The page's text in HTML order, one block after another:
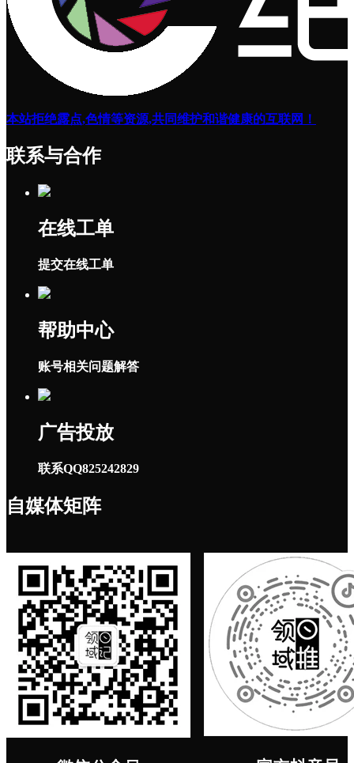
本站拒绝露点,色情等资源,共同维护和谐健康的互联网！
联系与合作
在线工单
提交在线工单
帮助中心
账号相关问题解答
广告投放
联系QQ825242829
自媒体矩阵